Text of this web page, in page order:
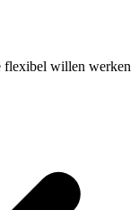
flexibel willen werken